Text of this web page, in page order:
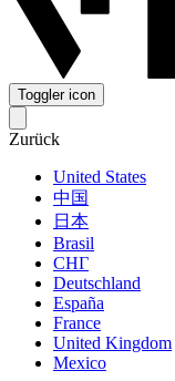
Toggler icon
Zurück
United States
中国
日本
Brasil
СНГ
Deutschland
España
France
United Kingdom
Mexico